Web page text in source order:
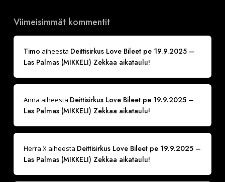
Viimeisimmät kommentit
Timo aiheesta Deittisirkus Love Bileet pe 19.9.2025 –
Las Palmas (MIKKELI) Zekkaa aikataulu!
Anna aiheesta Deittisirkus Love Bileet pe 19.9.2025 –
Las Palmas (MIKKELI) Zekkaa aikataulu!
Herra Xaiheesta Deittisirkus Love Bileet pe 19.9.2025 –
Las Palmas (MIKKELI) Zekkaa aikataulu!